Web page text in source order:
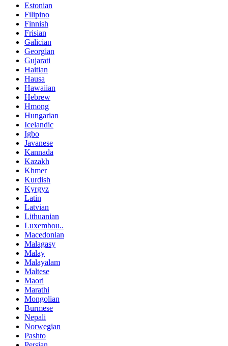
Estonian
Filipino
Finnish
Frisian
Galician
Georgian
Gujarati
Haitian
Hausa
Hawaiian
Hebrew
Hmong
Hungarian
Icelandic
Igbo
Javanese
Kannada
Kazakh
Khmer
Kurdish
Kyrgyz
Latin
Latvian
Lithuanian
Luxembou..
Macedonian
Malagasy
Malay
Malayalam
Maltese
Maori
Marathi
Mongolian
Burmese
Nepali
Norwegian
Pashto